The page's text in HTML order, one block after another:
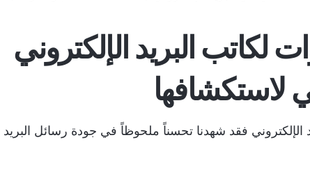
10 أدوات لكاتب البريد الإلكتروني
لاستكشافها
الإلكتروني فقد شهدنا تحسناً ملحوظاً في جودة رسائل البريد